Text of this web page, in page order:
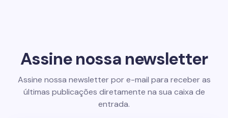
Assine nossa newsletter
Assine nossa newsletter por e-mail para receber as
últimas publicações diretamente na sua caixa de
entrada.